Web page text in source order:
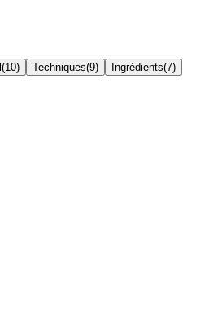
(10) Techniques(9) Ingrédients(7)